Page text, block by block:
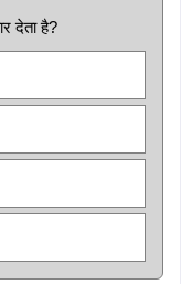
देता है?